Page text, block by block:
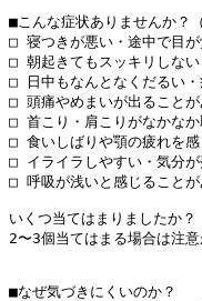
■こんな症状ありませんか？
□ 寝つきが悪い・途中で目が
□ 朝起きてもスッキリしない
□ 日中もなんとなくだるい
□ 頭痛やめまいが出ることが
□ 首こり・肩こりがなかな
□ 食いしばりや顎の疲れを感
□ イライラしやすい・気分
□ 呼吸が浅いと感じることが
いくつ当てはまりましたか？
2〜3個当てはまる場合は注
■なぜ気づきにくいのか？